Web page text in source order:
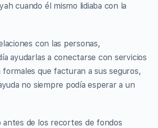
cuando él mismo lidiaba con la
con las personas,
ayudarlas a conectarse con servicios
que facturan a sus seguros,
no siempre podía esperar a un
antes de los recortes de fondos